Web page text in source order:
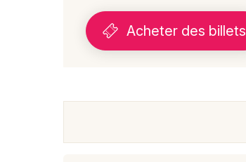
Acheter des billets